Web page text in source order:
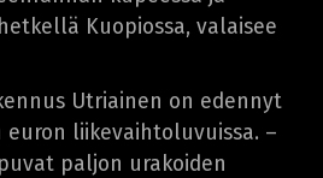
Kuopiossa, valaisee
Utriainen on edennyt
euron liikevaihtoluvuissa. –
paljon urakoiden